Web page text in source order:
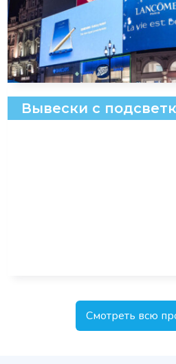
Вывески с
Смотреть всю